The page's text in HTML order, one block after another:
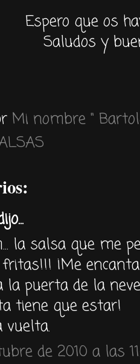
Espero que os
Saludos y
Mi nombre "
la salsa que me
¡Me
la puerta de la
tiene que estar!
vuelta.
de 2010 a las